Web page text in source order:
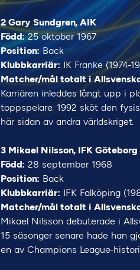
2 Gary Sundgren, AIK
Född:25 oktober 1967
Position: Back
Klubbkarriär: IK Franke (1974-
Matcher/mål totalt i
Karriären inleddes långt upp i
toppspelare. 1992 sköt den
här sidan av andra världskriget.
3 Mikael Nilsson, IFK Göteborg
Född: 28 september 1968
Position: Back
Klubbkarriär: IFK Falköping
Matcher/mål totalt i
Mikael Nilsson debuterade i
15 säsonger senare hade han
en av Champions League-